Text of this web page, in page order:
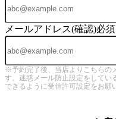
メールアドレス(確認)必須
※予約完了後、当店よりこちらの
す。迷惑メール防止設定をしてい
できるように受信許可設定をお願